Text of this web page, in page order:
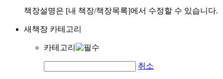
책장설명은 [내 책장/책장목록]에서 수정할 수 있습니다.
새책장 카테고리
카테고리
취소